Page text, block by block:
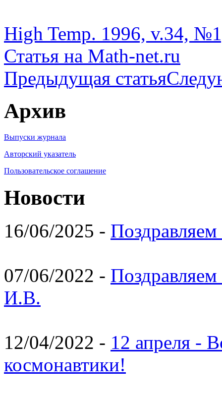
High Temp. 1996, v.34,
Статья на Math-net.ru
Предыдущая статья
Архив
Выпуски журнала
Авторский указатель
Пользовательское соглашение
Новости
16/06/2025 -
07/06/2022 -
И.В.
12/04/2022 - 12 апреля -
космонавтики!